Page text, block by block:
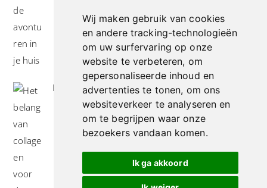
Wij maken gebruik van cookies
en andere tracking-technologieën
om uw surfervaring op onze
website te verbeteren, om
gepersonaliseerde inhoud en
advertenties te tonen, om ons
websiteverkeer te analyseren en
om te begrijpen waar onze
bezoekers vandaan komen.
Ik ga akkoord
Het belang van collageen voor de huid